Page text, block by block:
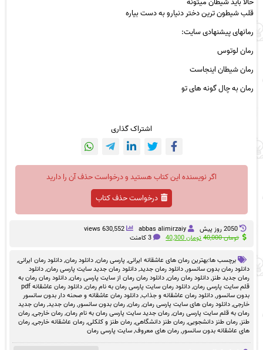
قلب شیطون ترین دختر دنیارو به دست بیاره
رمانهای پیشنهادی سایت:
رمان لوتوس
رمان شیطان اینجاست
رمان به چال گونه های تو
اشتراک گذاری
اگر نویسنده این کتاب هستید و درخواست حذف آن را دارید
درخواست حذف کتاب
2050 روز پيش abbas alimirzaiy
630,552 views
تومان40,000
قیمت
بود.
تومان40,300
قیمت
است.
3 کامنت
برچسب ها:بهترین رمان های عاشقانه ایرانی, پارسی رمان,دانلود رمان,دانلود رمان ایرانی,
دانلود رمان بدون سانسور,دانلود رمان جدید,دانلود رمان جدید سایت پارسی رمان,دانلود
رمان جدید طنز,دانلود رمان رمان,دانلود رمان رمان از سایت پارسی رمان,دانلود رمان رمان به
قلم سایت پارسی رمان,دانلود رمان سایت پارسی رمان به نام رمان,
دانلود رمان عاشقانه pdf
بدون سانسور,دانلود رمان عاشقانه و جذاب,دانلود رمان عاشقانه و صحنه دار بدون سانسور
خارجی,دانلود رمان های سایت پارسی رمان,رمان,رمان بدون سانسور,رمان جدید,رمان جدید
رمان به قلم سایت پارسی رمان,رمان جدید سایت پارسی رمان به نام رمان,رمان خارجی,رمان
طنز,رمان طنز دانشجویی,رمان طنز دانشگاهی,رمان طنز و کلکلی,رمان عاشقانه خارجی,رمان
های عاشقانه بدون سانسور,رمان های معروف,سایت پارسی رمان